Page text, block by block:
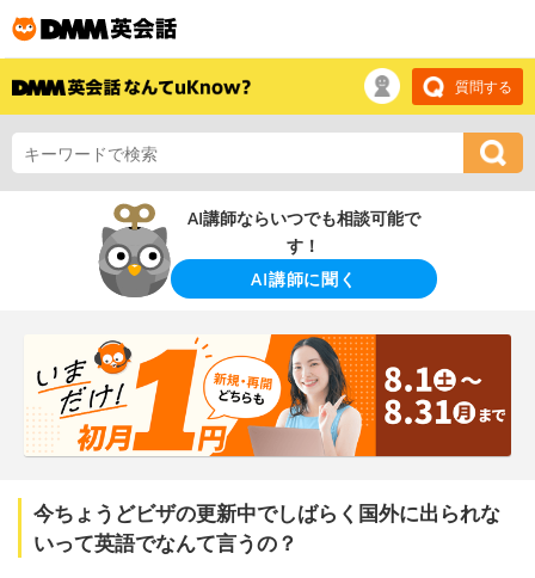
質問する
AI講師ならいつでも相談可能で
す！
AI講師に聞く
今ちょうどビザの更新中でしばらく国外に出られな
いって英語でなんて言うの？